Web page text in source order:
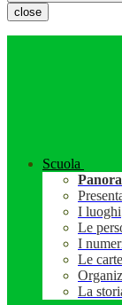
close
Scuola
I luoghi
Le
I
Le
La